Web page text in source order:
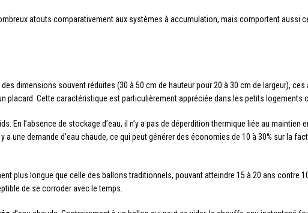
atouts comparativement aux systèmes à accumulation, mais comportent aussi
des dimensions souvent réduites (30 à 50 cm de hauteur pour 20 à 30 cm de largeur),
placard. Cette caractéristique est particulièrement appréciée dans les petits logements
En l’absence de stockage d’eau, il n’y a pas de déperdition thermique liée au maintien
a une demande d’eau chaude, ce qui peut générer des économies de 10 à 30% sur la
plus longue que celle des ballons traditionnels, pouvant atteindre 15 à 20 ans contre
de se corroder avec le temps.